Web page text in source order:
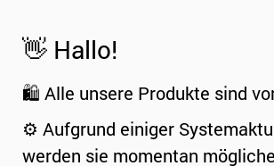
👋 Hallo!
🛍️ Alle unsere Produkte sind
⚙️ Aufgrund einiger
werden sie momentan